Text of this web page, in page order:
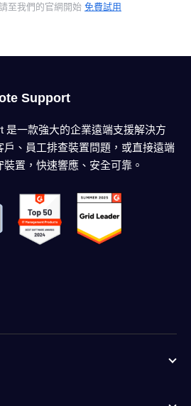
至我們的官網開始 免費試用
Support
是一款強大的企業遠端支援解決方
、員工排查裝置問題，或直接遠端
置，快速響應、安全可靠。